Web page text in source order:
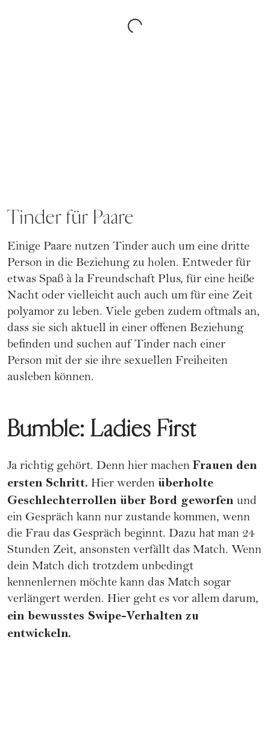
Tinder für Paare
Einige Paare nutzen Tinder auch um eine dritte
Person in die Beziehung zu holen. Entweder für
etwas Spaß à la Freundschaft Plus, für eine heiße
Nacht oder vielleicht auch auch um für eine Zeit
polyamor zu leben. Viele geben zudem oftmals an,
dass sie sich aktuell in einer offenen Beziehung
befinden und suchen auf Tinder nach einer
Person mit der sie ihre sexuellen Freiheiten
ausleben können.
Bumble: Ladies First
Ja richtig gehört. Denn hier machen Frauen den
ersten Schritt. Hier werden überholte
Geschlechterrollen über Bord geworfen und
ein Gespräch kann nur zustande kommen, wenn
die Frau das Gespräch beginnt. Dazu hat man 24
Stunden Zeit, ansonsten verfällt das Match. Wenn
dein Match dich trotzdem unbedingt
kennenlernen möchte kann das Match sogar
verlängert werden. Hier geht es vor allem darum,
ein bewusstes Swipe-Verhalten zu
entwickeln.